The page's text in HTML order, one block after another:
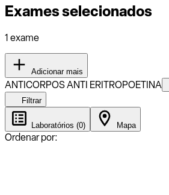
Exames selecionados
1 exame
Adicionar mais
ANTICORPOS ANTI ERITROPOETINA
Filtrar
Laboratórios (0) Mapa
Ordenar por: